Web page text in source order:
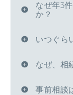
なぜ年3
か？
いつぐら
なぜ、相
事前相談